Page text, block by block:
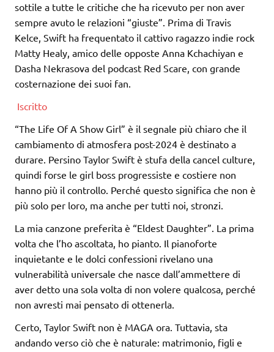
sottile a tutte le critiche che ha ricevuto per non aver
sempre avuto le relazioni “giuste”. Prima di Travis
Kelce, Swift ha frequentato il cattivo ragazzo indie rock
Matty Healy, amico delle opposte Anna Kchachiyan e
Dasha Nekrasova del podcast Red Scare, con grande
costernazione dei suoi fan.
Iscritto
“The Life Of A Show Girl” è il segnale più chiaro che il
cambiamento di atmosfera post-2024 è destinato a
durare. Persino Taylor Swift è stufa della cancel culture,
quindi forse le girl boss progressiste e costiere non
hanno più il controllo. Perché questo significa che non è
più solo per loro, ma anche per tutti noi, stronzi.
La mia canzone preferita è “Eldest Daughter”. La prima
volta che l’ho ascoltata, ho pianto. Il pianoforte
inquietante e le dolci confessioni rivelano una
vulnerabilità universale che nasce dall’ammettere di
aver detto una sola volta di non volere qualcosa, perché
non avresti mai pensato di ottenerla.
Certo, Taylor Swift non è MAGA ora. Tuttavia, sta
andando verso ciò che è naturale: matrimonio, figli e